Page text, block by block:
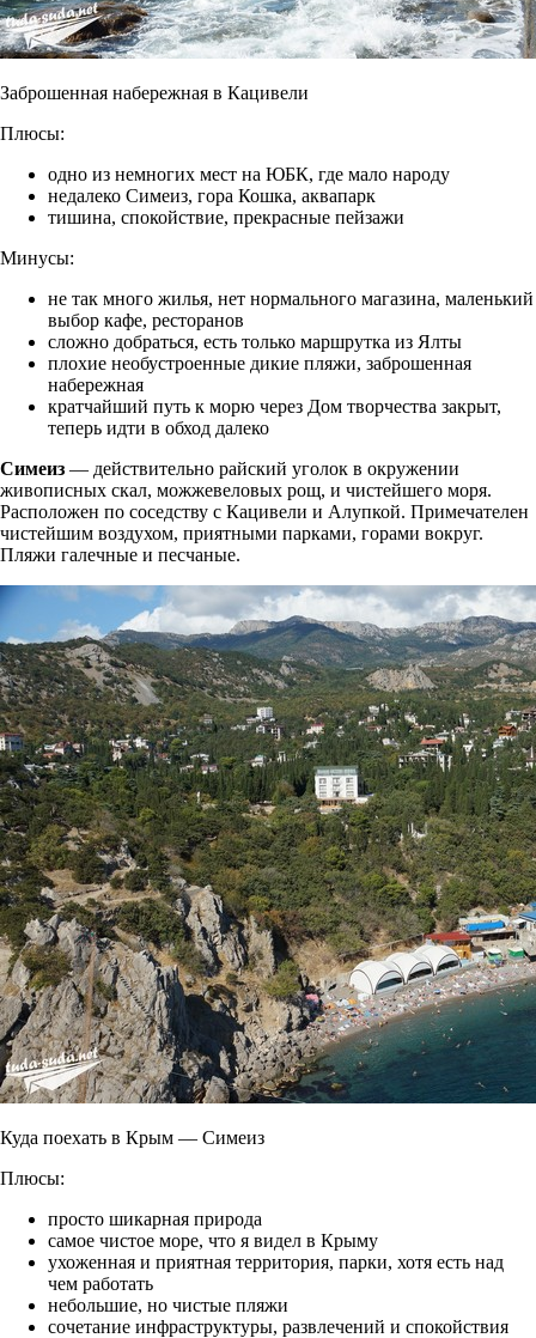
Заброшенная набережная в Кацивели
Плюсы:
одно из немногих мест на ЮБК, где мало народу
недалеко Симеиз, гора Кошка, аквапарк
тишина, спокойствие, прекрасные пейзажи
Минусы:
не так много жилья, нет нормального магазина, маленький
выбор кафе, ресторанов
сложно добраться, есть только маршрутка из Ялты
плохие необустроенные дикие пляжи, заброшенная
набережная
кратчайший путь к морю через Дом творчества закрыт,
теперь идти в обход далеко
Симеиз — действительно райский уголок в окружении
живописных скал, можжевеловых рощ, и чистейшего моря.
Расположен по соседству с Кацивели и Алупкой. Примечателен
чистейшим воздухом, приятными парками, горами вокруг.
Пляжи галечные и песчаные.
Куда поехать в Крым — Симеиз
Плюсы:
просто шикарная природа
самое чистое море, что я видел в Крыму
ухоженная и приятная территория, парки, хотя есть над
чем работать
небольшие, но чистые пляжи
сочетание инфраструктуры, развлечений и спокойствия